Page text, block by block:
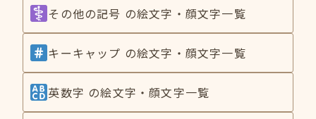
その他の記号 の絵文字・顔文字一覧
キーキャップ の絵文字・顔文字一覧
英数字 の絵文字・顔文字一覧